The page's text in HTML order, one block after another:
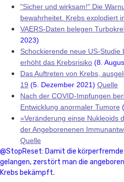
"Sicher und wirksam!" Die
bewahrheitet. Krebs explodiert
VAERS-Daten belegen
2023)
Schockierende neue US-
erhöht das Krebsrisiko (8.
Das Auftreten von Krebs,
19 (5. Dezember 2021) Quelle
Nach der COVID-Impfungen
Entwicklung anormaler Tumore
»Veränderung einse Nukleoids
der Angeborenenen
Quelle
@StopReset: Damit die
gelangen, zerstört man die
Krebs bekämpft.